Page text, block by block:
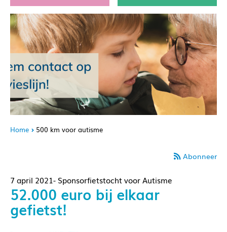
Home 500 km voor autisme
Abonneer
7 april 2021- Sponsorfietstocht voor Autisme
52.000 euro bij elkaar
gefietst!